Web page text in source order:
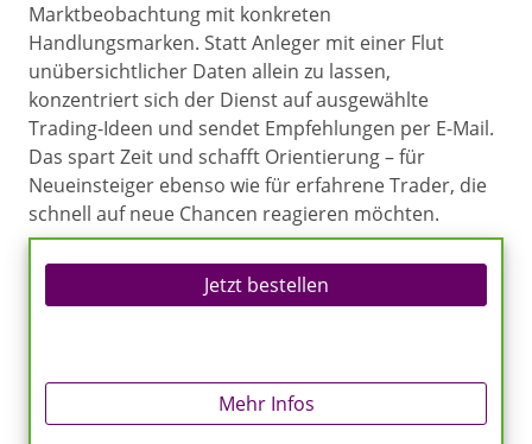
Marktbeobachtung mit konkreten
Handlungsmarken. Statt Anleger mit einer Flut
unübersichtlicher Daten allein zu lassen,
konzentriert sich der Dienst auf ausgewählte
Trading-Ideen und sendet Empfehlungen per E-Mail.
Das spart Zeit und schafft Orientierung – für
Neueinsteiger ebenso wie für erfahrene Trader, die
schnell auf neue Chancen reagieren möchten.
Jetzt bestellen
Mehr Infos